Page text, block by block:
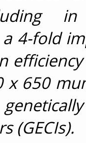
in
4-fold
x 650
(GECIs).